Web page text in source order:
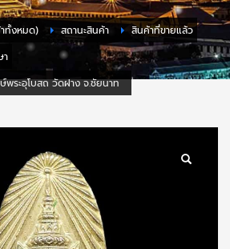
ทั้งหมด) สถานะสินค้า
สินค้าที่ขายแล้ว
า
พระอุโบสถ วัดฝาง จ.ชัยนาท